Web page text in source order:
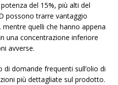
del 15%, più alti del
possono trarre vantaggio
mentre quelli che hanno appena
una concentrazione inferiore
avverse.
domande frequenti sull’olio di
più dettagliate sul prodotto.